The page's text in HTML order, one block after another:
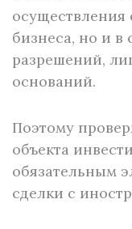
бизнеса, но и в
разрешений,
оснований.
Поэтому
объекта
обязательным
сделки с